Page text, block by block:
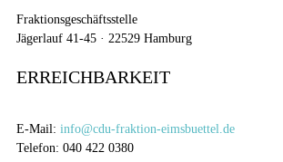
Fraktionsgeschäftsstelle
Jägerlauf 41-45 · 22529 Hamburg
ERREICHBARKEIT
E-Mail: info@cdu-fraktion-eimsbuettel.de
Telefon: 040 422 0380